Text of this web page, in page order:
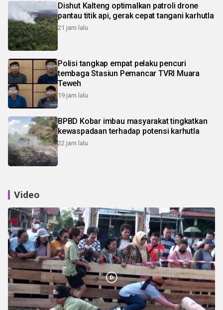
Dishut Kalteng optimalkan patroli drone
pantau titik api, gerak cepat tangani karhutla
21 jam lalu
Polisi tangkap empat pelaku pencuri
tembaga Stasiun Pemancar TVRI Muara
Teweh
19 jam lalu
BPBD Kobar imbau masyarakat tingkatkan
kewaspadaan terhadap potensi karhutla
22 jam lalu
Video